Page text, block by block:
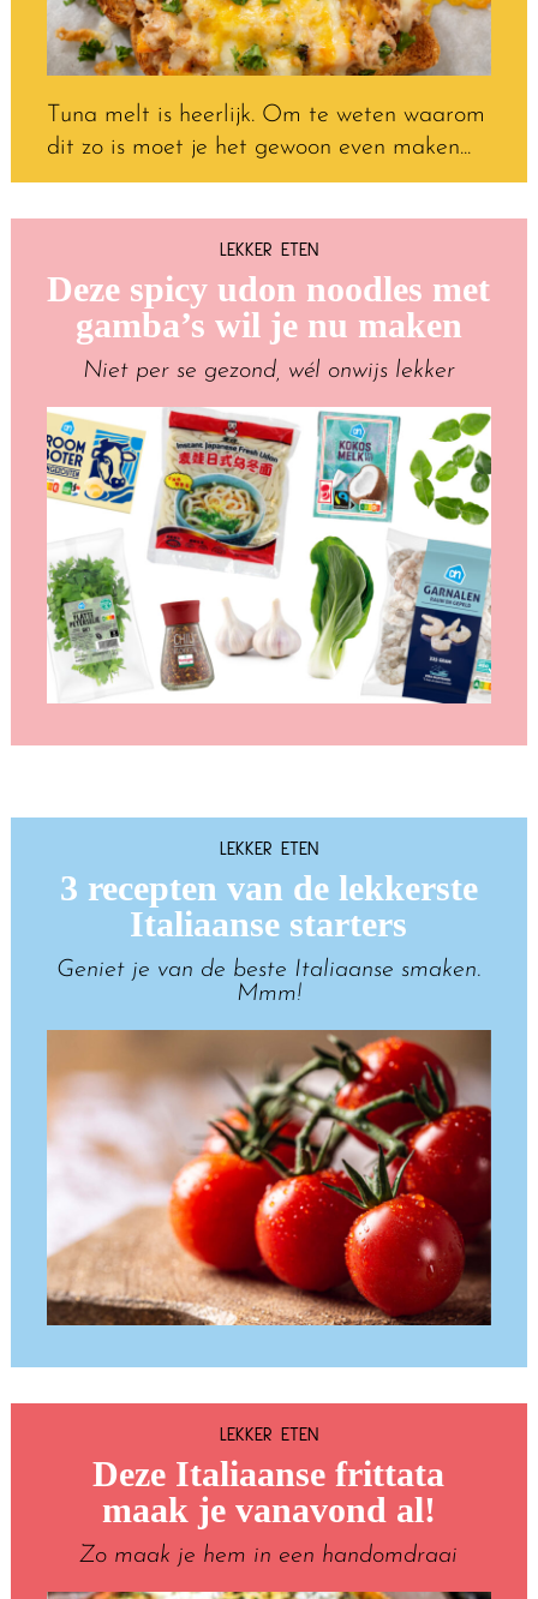
Tuna melt is heerlijk. Om te weten waarom
dit zo is moet je het gewoon even maken...
LEKKER ETEN
Deze spicy udon noodles met
gamba’s wil je nu maken
Niet per se gezond, wél onwijs lekker
LEKKER ETEN
3 recepten van de lekkerste
Italiaanse starters
Geniet je van de beste Italiaanse smaken.
Mmm!
LEKKER ETEN
Deze Italiaanse frittata
maak je vanavond al!
Zo maak je hem in een handomdraai